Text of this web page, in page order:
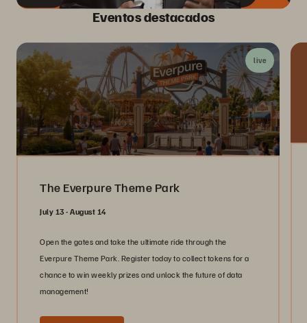
Eventos destacados
live
The Everpure Theme Park
July 13 - August 14
Open the gates and take the ultimate ride through the
Everpure Theme Park. Register today to collect tokens for a
chance to win weekly prizes and unlock the future of data
management!